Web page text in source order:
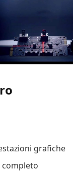
grafiche
completo